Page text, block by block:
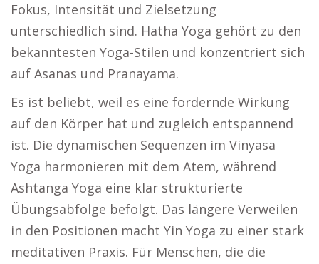
Fokus, Intensität und Zielsetzung
unterschiedlich sind. Hatha Yoga gehört zu den
bekanntesten Yoga-Stilen und konzentriert sich
auf Asanas und Pranayama.
Es ist beliebt, weil es eine fordernde Wirkung
auf den Körper hat und zugleich entspannend
ist. Die dynamischen Sequenzen im Vinyasa
Yoga harmonieren mit dem Atem, während
Ashtanga Yoga eine klar strukturierte
Übungsabfolge befolgt. Das längere Verweilen
in den Positionen macht Yin Yoga zu einer stark
meditativen Praxis. Für Menschen, die die